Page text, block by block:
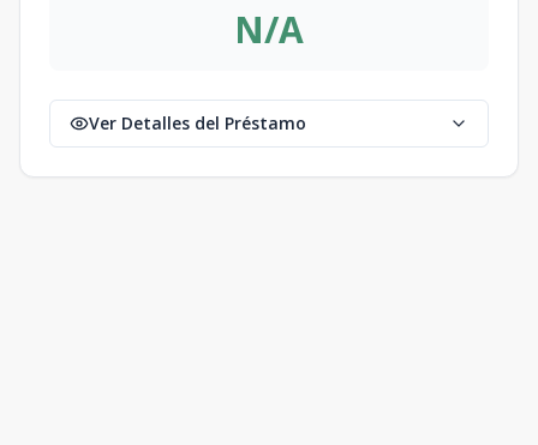
N/A
Ver Detalles del Préstamo